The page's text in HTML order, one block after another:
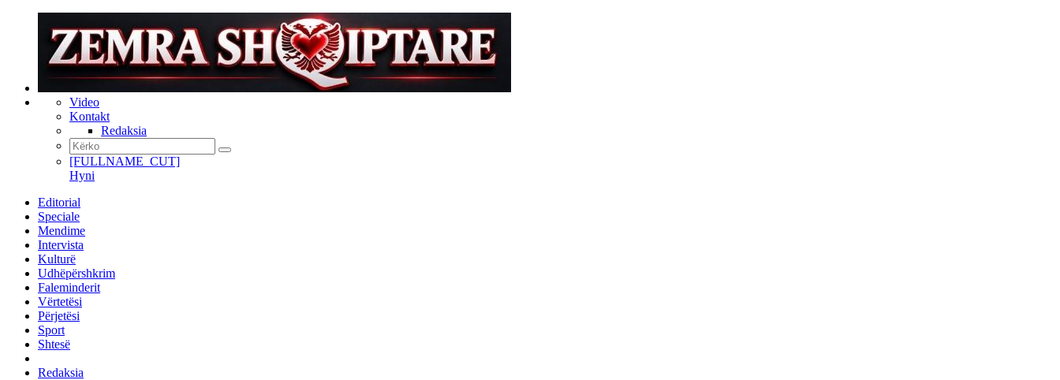
Video
Kontakt
Redaksia
[FULLNAME_CUT]
Hyni
Editorial
Speciale
Mendime
Intervista
Kulturë
Udhëpërshkrim
Faleminderit
Vërtetësi
Përjetësi
Sport
Shtesë
Redaksia